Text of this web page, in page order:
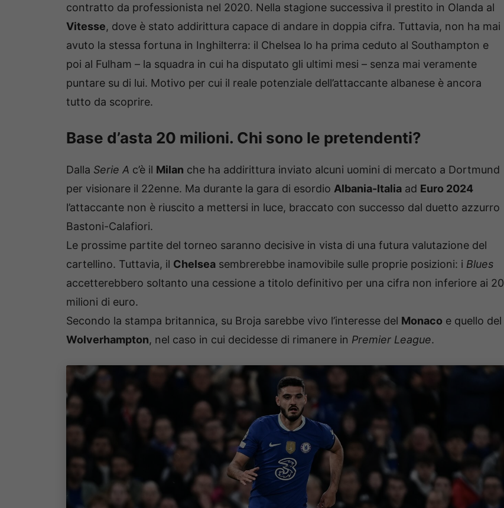
contratto da professionista nel 2020. Nella stagione successiva il prestito in Olanda al
Vitesse, dove è stato addirittura capace di andare in doppia cifra. Tuttavia, non ha mai
avuto la stessa fortuna in Inghilterra: il Chelsea lo ha prima ceduto al Southampton e
poi al Fulham – la squadra in cui ha disputato gli ultimi mesi – senza mai veramente
puntare su di lui. Motivo per cui il reale potenziale dell’attaccante albanese è ancora
tutto da scoprire.
Base d’asta 20 milioni. Chi sono le pretendenti?
Dalla Serie A c’è il Milan che ha addirittura inviato alcuni uomini di mercato a Dortmund
per visionare il 22enne. Ma durante la gara di esordio Albania-Italia ad Euro 2024
l’attaccante non è riuscito a mettersi in luce, braccato con successo dal duetto azzurro
Bastoni-Calafiori.
Le prossime partite del torneo saranno decisive in vista di una futura valutazione del
cartellino. Tuttavia, il Chelsea sembrerebbe inamovibile sulle proprie posizioni: i Blues
accetterebbero soltanto una cessione a titolo definitivo per una cifra non inferiore ai 20
milioni di euro.
Secondo la stampa britannica, su Broja sarebbe vivo l’interesse del Monaco e quello del
Wolverhampton, nel caso in cui decidesse di rimanere in Premier League.